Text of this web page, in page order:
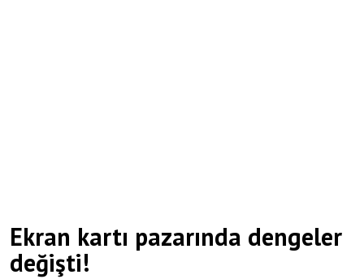
Ekran kartı pazarında dengeler
değişti!